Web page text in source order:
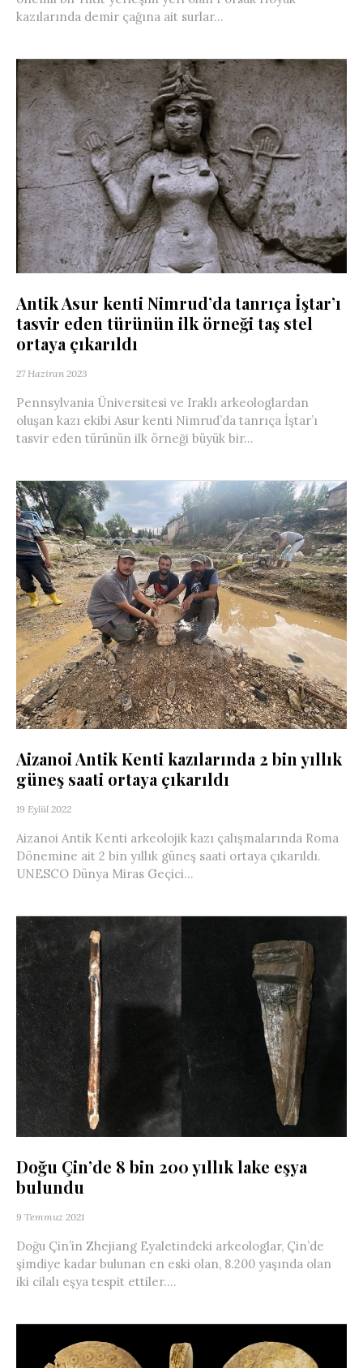
kazılarında demir çağına ait surlar...
Antik Asur kenti Nimrud’da tanrıça İştar’ı
tasvir eden türünün ilk örneği taş stel
ortaya çıkarıldı
27 Haziran 2023
Pennsylvania Üniversitesi ve Iraklı arkeologlardan
oluşan kazı ekibi Asur kenti Nimrud’da tanrıça İştar’ı
tasvir eden türünün ilk örneği büyük bir...
Aizanoi Antik Kenti kazılarında 2 bin yıllık
güneş saati ortaya çıkarıldı
19 Eylül 2022
Aizanoi Antik Kenti arkeolojik kazı çalışmalarında Roma
Dönemine ait 2 bin yıllık güneş saati ortaya çıkarıldı.
UNESCO Dünya Miras Geçici...
Doğu Çin’de 8 bin 200 yıllık lake eşya
bulundu
9 Temmuz 2021
Doğu Çin’in Zhejiang Eyaletindeki arkeologlar, Çin’de
şimdiye kadar bulunan en eski olan, 8.200 yaşında olan
iki cilalı eşya tespit ettiler....